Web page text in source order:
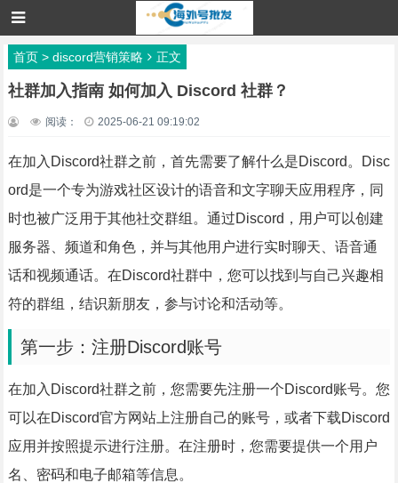
首页> discord营销策略 正文
社群加入指南 如何加入 Discord 社群？
阅读： 2025-06-21 09:19:02
在加入Discord社群之前，首先需要了解什么是Discord。Disc
ord是一个专为游戏社区设计的语音和文字聊天应用程序，同
时也被广泛用于其他社交群组。通过Discord，用户可以创建
服务器、频道和角色，并与其他用户进行实时聊天、语音通
话和视频通话。在Discord社群中，您可以找到与自己兴趣相
符的群组，结识新朋友，参与讨论和活动等。
第一步：注册Discord账号
在加入Discord社群之前，您需要先注册一个Discord账号。您
可以在Discord官方网站上注册自己的账号，或者下载Discord
应用并按照提示进行注册。在注册时，您需要提供一个用户
名、密码和电子邮箱等信息。